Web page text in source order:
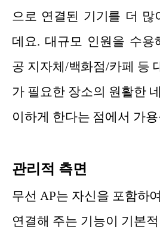
으로 연결된 기기를 더 많
데요. 대규모 인원을 수용
공 지자체/백화점/카페 등
가 필요한 장소의 원활한
이하게 한다는 점에서 가
관리적 측면
무선 AP는 자신을 포함하
연결해 주는 기능이 기본